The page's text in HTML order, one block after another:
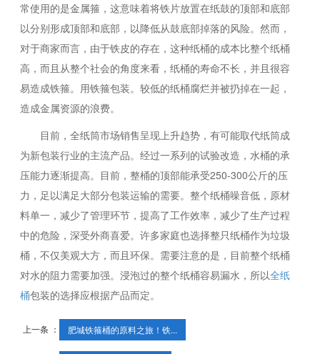
常使用的是金属箍，这意味着将铁片放置在纸鼓的顶部和底部
以分别形成顶部和底部，以降低从鼓底部掉落的风险。然而，
对于商家而言，由于铁皮的存在，这种纸桶的成本比整个纸桶
高，而且从整个社会的角度来看，纸桶的寿命不长，并且很容
易造成铁箍。用铁箍包装。较低的纸桶腐烂并被扔掉在一起，
造成金属资源的浪费。
目前，全纸筒市场销售呈现上升趋势，有可能取代纸筒成
为新包装行业的主流产品。经过一系列的试验改造，水桶的承
压能力逐渐提高。目前，整桶的顶部能承受250-300公斤的压
力，足以满足大部分包装运输的需要。整个纸桶噪音低，原材
料单一，减少了管理环节，提高了工作效率，减少了生产过程
中的危险，深受外商喜爱。许多家庭也选择整只纸桶作为垃圾
桶，不仅美观大方，而且环保。需要注意的是，目前整个纸桶
对水的阻力需要加强。浸泡过的整个纸桶容易漏水，所以全纸
桶包装的选择应根据产品而定。
上一条 ： 肥城铁箍桶的原料之旅！铁...